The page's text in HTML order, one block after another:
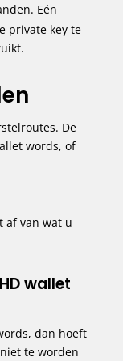
Eén
private key te
De
words, of
af van wat u
wallet
dan hoeft
te worden